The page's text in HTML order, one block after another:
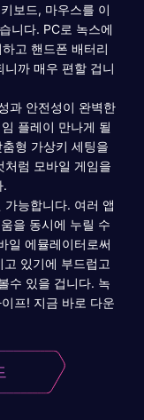
보드, 마우스를 이
니다. PC로 녹스에
고 핸드폰 배터리
까 매우 편할 겁니
과 안전성이 완벽한
플레이 만나게 될
형 가상키 세팅을
처럼 모바일 게임을
.
능합니다. 여러 앱
을 동시에 누릴 수
일 에뮬레이터로써
있기에 부드럽고
수 있을 겁니다. 녹
프! 지금 바로 다운